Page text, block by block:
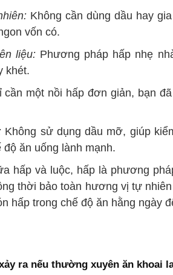
Không cần dùng dầu hay
vốn có.
liệu:Phương pháp hấp nhẹ
khét.
một nồi hấp đơn giản, bạn
Không sử dụng dầu mỡ, giúp
ăn uống lành mạnh.
hấp và luộc, hấp là phương
thời bảo toàn hương vị tự
hấp trong chế độ ăn hằng ngày
ra nếu thường xuyên ăn khoai